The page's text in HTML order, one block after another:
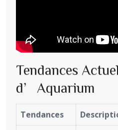
Tendances
d’Aquarium
Tendances